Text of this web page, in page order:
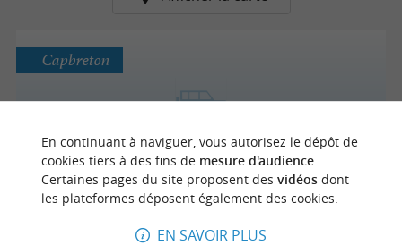
Quad du Gaillou
Quad à Capbreton
Capbreton
En continuant à naviguer, vous autorisez le dépôt de
cookies tiers à des fins de mesure d'audience.
Certaines pages du site proposent des vidéosdont
les plateformes déposent également des cookies.
EN SAVOIR PLUS